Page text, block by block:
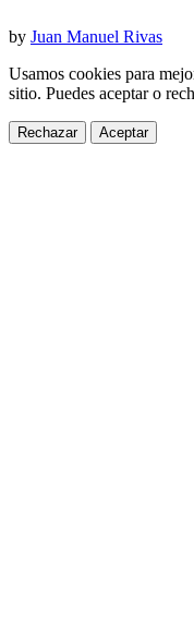
by Juan Manuel Rivas
Usamos cookies para
sitio. Puedes aceptar o
Rechazar Aceptar